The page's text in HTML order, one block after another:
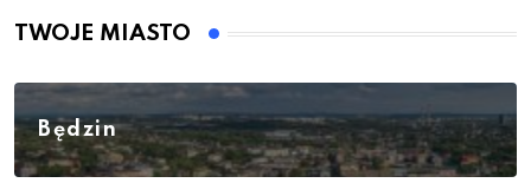
TWOJE MIASTO
Będzin